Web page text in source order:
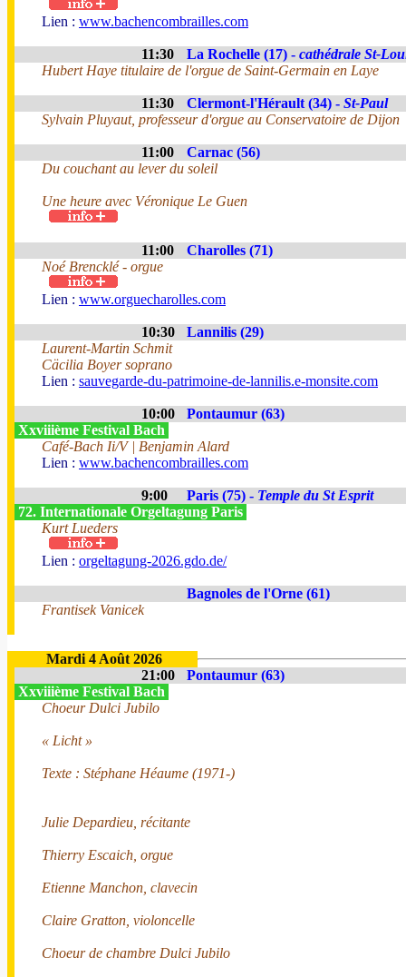
Lien : www.bachencombrailles.com
11:30 La Rochelle (17) - cathédrale St-
Hubert Haye titulaire de l'orgue de Saint-Germain en Laye
11:30 Clermont-l'Hérault (34) - St-Paul
Sylvain Pluyaut, professeur d'orgue au Conservatoire de Dijon
11:00
Carnac (56)
Du couchant au lever du soleil
Une heure avec Véronique Le Guen
11:00
Charolles (71)
Noé Brencklé - orgue
Lien : www.orguecharolles.com
10:30
Lannilis (29)
Laurent-Martin Schmit
Cäcilia Boyer soprano
Lien : sauvegarde-du-patrimoine-de-lannilis.e-monsite.com
10:00
Pontaumur (63)
Xxviiième Festival Bach
Café-Bach Ii/V | Benjamin Alard
Lien : www.bachencombrailles.com
9:00 Paris (75) - Temple du St Esprit
72. Internationale Orgeltagung Paris
Kurt Lueders
Lien : orgeltagung-2026.gdo.de/
Bagnoles de l'Orne (61)
Frantisek Vanicek
Mardi 4 Août 2026
21:00
Pontaumur (63)
Xxviiième Festival Bach
Choeur Dulci Jubilo
« Licht »
Texte : Stéphane Héaume (1971-)
Julie Depardieu, récitante
Thierry Escaich, orgue
Etienne Manchon, clavecin
Claire Gratton, violoncelle
Choeur de chambre Dulci Jubilo